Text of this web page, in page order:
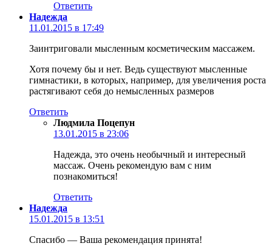
Ответить
Надежда
11.01.2015 в 17:49
Заинтриговали мысленным косметическим массажем.
Хотя почему бы и нет. Ведь существуют мысленные
гимнастики, в которых, например, для увеличения роста
растягивают себя до немысленных размеров
Ответить
Людмила Поцепун
13.01.2015 в 23:06
Надежда, это очень необычный и интересный
массаж. Очень рекомендую вам с ним
познакомиться!
Ответить
Надежда
15.01.2015 в 13:51
Спасибо — Ваша рекомендация принята!